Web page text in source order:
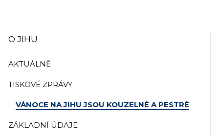
O JIHU
AKTUÁLNĚ
TISKOVÉ ZPRÁVY
VÁNOCE NA JIHU JSOU KOUZELNÉ A PESTRÉ
ZÁKLADNÍ ÚDAJE